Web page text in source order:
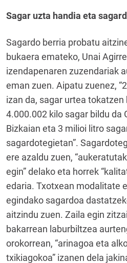
Sagar uzta handia eta
Sagardo berria probatu
bukaera emateko, Unai
izendapenaren zuzendariak
eman zuen. Aipatu zuenez,
izan da, sagar urtea tokatzen
4.000.002 kilo sagar bildu da
Bizkaian eta 3 milioi litro
sagardotegietan”.
ere azaldu zuen,
egin” delako eta horrek
edaria. Txotxean modalitate
egindako sagardoa
aitzindu zuen. Zaila egin
bakarrean laburbiltzea
orokorrean, “arinagoa eta
txikiagokoa” izanen dela